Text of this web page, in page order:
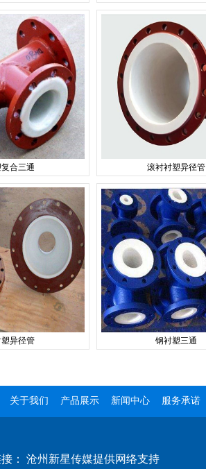
合三通 滚衬衬塑异径管
异径管 钢衬塑三通
关于我们 产品展示 新闻中心 服务承诺
： 沧州新星传媒提供网络支持